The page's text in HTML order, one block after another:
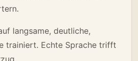
langsame, deutliche,
trainiert. Echte Sprache trifft